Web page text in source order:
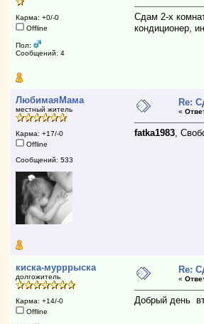
Карма: +0/-0
Offline
Пол:
Сообщений: 4
Сдам 2-х
кондиционер,
ЛюбимаяМама
местный житель
Карма: +17/-0
Offline
Сообщений: 533
Re:
«
fatka1983,
киска-мурррыска
долгожитель
Карма: +14/-0
Offline
Re:
«
Добрый день